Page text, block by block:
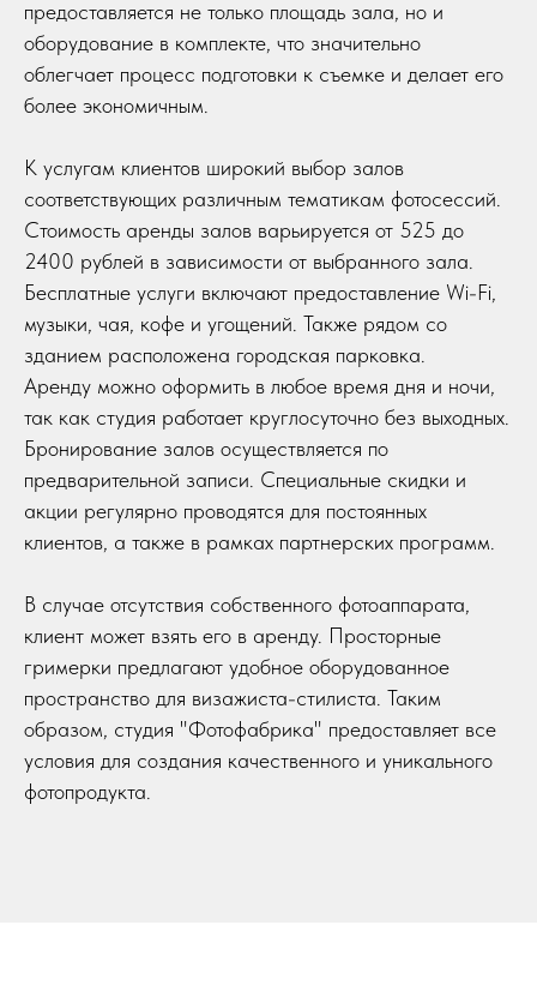
предоставляется не только площадь зала, но и
оборудование в комплекте, что значительно
облегчает процесс подготовки к съемке и делает его
более экономичным.
К услугам клиентов широкий выбор залов
соответствующих различным тематикам фотосессий.
Стоимость аренды залов варьируется от 525 до
2400 рублей в зависимости от выбранного зала.
Бесплатные услуги включают предоставление Wi-Fi,
музыки, чая, кофе и угощений. Также рядом со
зданием расположена городская парковка.
Аренду можно оформить в любое время дня и ночи,
так как студия работает круглосуточно без выходных.
Бронирование залов осуществляется по
предварительной записи. Специальные скидки и
акции регулярно проводятся для постоянных
клиентов, а также в рамках партнерских программ.
В случае отсутствия собственного фотоаппарата,
клиент может взять его в аренду. Просторные
гримерки предлагают удобное оборудованное
пространство для визажиста-стилиста. Таким
образом, студия "Фотофабрика" предоставляет все
условия для создания качественного и уникального
фотопродукта.